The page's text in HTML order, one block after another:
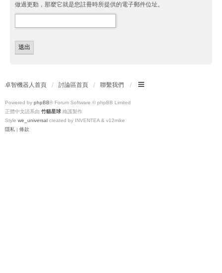
做過更動，那麼它就是您註冊時所提供的電子郵件位址。
卓智機器人首頁 討論區首頁 聯繫我們
Powered by phpBB® Forum Software © phpBB Limited
正體中文語系由 竹貓星球 維護製作
Style we_universal created by INVENTEA & v12mike
隱私 | 條款